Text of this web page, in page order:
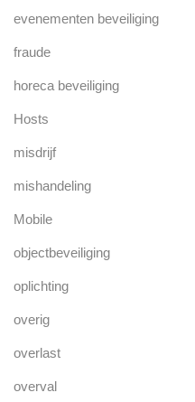
evenementen beveiliging
fraude
horeca beveiliging
Hosts
misdrijf
mishandeling
Mobile
objectbeveiliging
oplichting
overig
overlast
overval